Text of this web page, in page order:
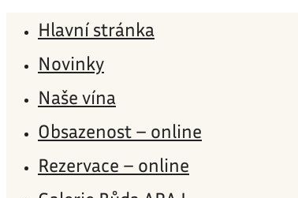
Hlavní stránka
Novinky
Naše vína
Obsazenost – online
Rezervace – online